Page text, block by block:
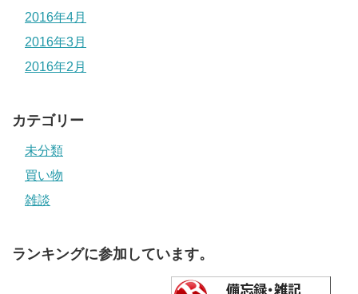
2016年4月
2016年3月
2016年2月
カテゴリー
未分類
買い物
雑談
ランキングに参加しています。